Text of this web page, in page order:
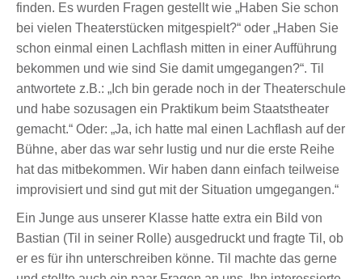
finden. Es wurden Fragen gestellt wie „Haben Sie schon
bei vielen Theaterstücken mitgespielt?“ oder „Haben Sie
schon einmal einen Lachflash mitten in einer Aufführung
bekommen und wie sind Sie damit umgegangen?“. Til
antwortete z.B.: „Ich bin gerade noch in der Theaterschule
und habe sozusagen ein Praktikum beim Staatstheater
gemacht.“ Oder: „Ja, ich hatte mal einen Lachflash auf der
Bühne, aber das war sehr lustig und nur die erste Reihe
hat das mitbekommen. Wir haben dann einfach teilweise
improvisiert und sind gut mit der Situation umgegangen.“
Ein Junge aus unserer Klasse hatte extra ein Bild von
Bastian (Til in seiner Rolle) ausgedruckt und fragte Til, ob
er es für ihn unterschreiben könne. Til machte das gerne